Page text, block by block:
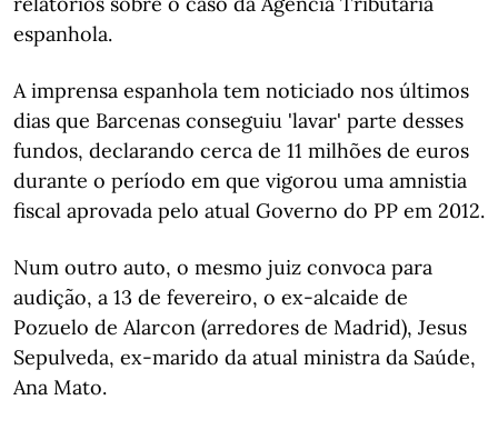
espanhola.
A imprensa espanhola tem noticiado nos últimos
dias que Barcenas conseguiu 'lavar' parte desses
fundos, declarando cerca de 11 milhões de euros
durante o período em que vigorou uma amnistia
fiscal aprovada pelo atual Governo do PP em 2012.
Num outro auto, o mesmo juiz convoca para
audição, a 13 de fevereiro, o ex-alcaide de
Pozuelo de Alarcon (arredores de Madrid), Jesus
Sepulveda, ex-marido da atual ministra da Saúde,
Ana Mato.